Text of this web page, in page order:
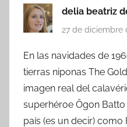
delia beatriz
27 de diciembre
En las navidades de
tierras niponas The
imagen real del
superhéroe Ōgon
país (es un decir)